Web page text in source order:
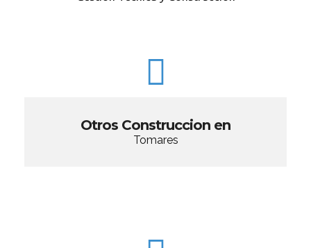
Otros Construccion en
Tomares